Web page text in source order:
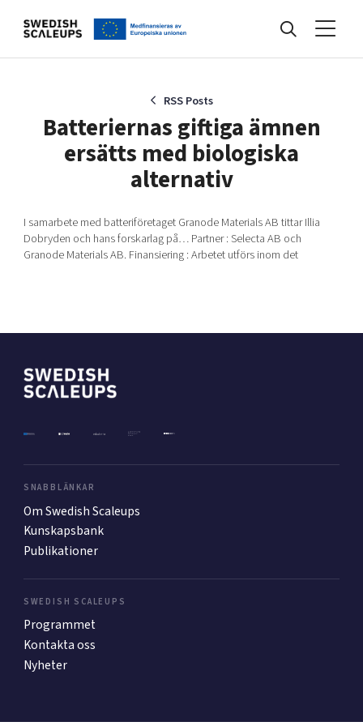
Events
Kunskapsbank
Internationalisering
Mer
Så finansieras Swedish Scaleups
RSS Posts
Batteriernas giftiga ämnen
ersätts med biologiska
alternativ
I samarbete med batteriföretaget Granode Materials AB tittar Illia
Dobryden och hans forskarlag på… Partner : Selecta AB och
Granode Materials AB. Finansiering : Arbetet utförs inom det
SNABBLÄNKAR
Om Swedish Scaleups
Kunskapsbank
Publikationer
SWEDISH SCALEUPS
Programmet
Kontakta oss
Nyheter